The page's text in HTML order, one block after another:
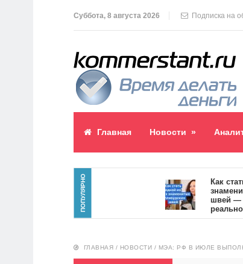
Суббота, 8 августа 2026 Подписка на
Главная Новости »
ПОПУЛЯРНО
Как стать
знаменитых
швей — от
реальности
10554
ГЛАВНАЯ / НОВОСТИ / МЭА: РФ В ИЮЛЕ